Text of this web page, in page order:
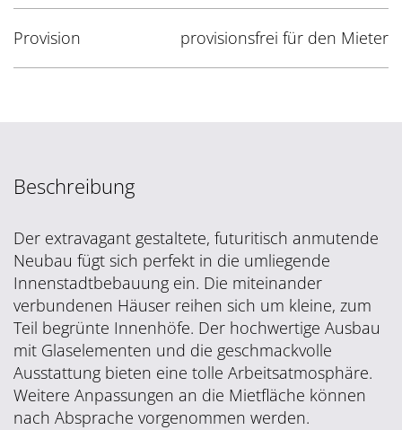
Provision provisionsfrei für den Mieter
Beschreibung
Der extravagant gestaltete, futuritisch anmutende
Neubau fügt sich perfekt in die umliegende
Innenstadtbebauung ein. Die miteinander
verbundenen Häuser reihen sich um kleine, zum
Teil begrünte Innenhöfe. Der hochwertige Ausbau
mit Glaselementen und die geschmackvolle
Ausstattung bieten eine tolle Arbeitsatmosphäre.
Weitere Anpassungen an die Mietfläche können
nach Absprache vorgenommen werden.